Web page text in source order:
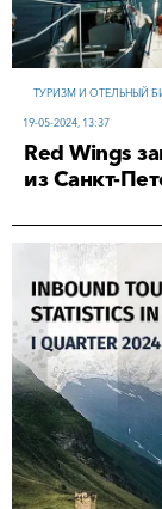
ТУРИЗМ И ОТЕЛЬНЫЙ
19-05-2024, 13:37
Red Wings
из Санкт-